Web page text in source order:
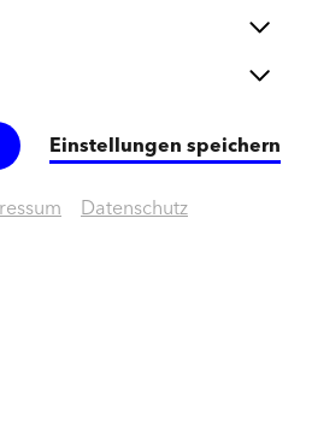
Einstellungen speichern
Datenschutz